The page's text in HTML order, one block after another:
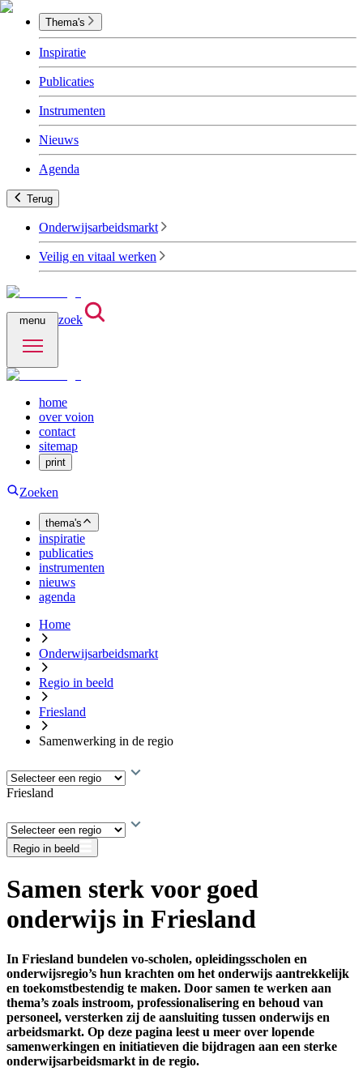
Thema's
Inspiratie
Publicaties
Instrumenten
Nieuws
Agenda
Terug
Onderwijsarbeidsmarkt
Veilig en vitaal werken
menu zoek
home
over voion
contact
sitemap
print
Zoeken
thema's
inspiratie
publicaties
instrumenten
nieuws
agenda
Home
Onderwijsarbeidsmarkt
Regio in beeld
Friesland
Samenwerking in de regio
Friesland
Regio in beeld
Samen sterk voor goed
onderwijs in Friesland
In Friesland bundelen vo-scholen, opleidingsscholen en
onderwijsregio’s hun krachten om het onderwijs aantrekkelijk
en toekomstbestendig te maken. Door samen te werken aan
thema’s zoals instroom, professionalisering en behoud van
personeel, versterken zij de aansluiting tussen onderwijs en
arbeidsmarkt. Op deze pagina leest u meer over lopende
samenwerkingen en initiatieven die bijdragen aan een sterke
onderwijsarbeidsmarkt in de regio.